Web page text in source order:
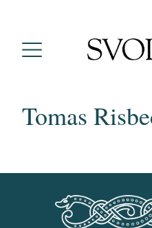
Tomas